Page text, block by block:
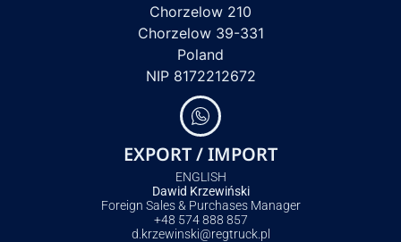
Chorzelow 210
Chorzelow 39-331
Poland
NIP 8172212672
EXPORT / IMPORT
ENGLISH
Dawid Krzewiński
Foreign Sales & Purchases Manager
+48 574 888 857
d.krzewinski@regtruck.pl